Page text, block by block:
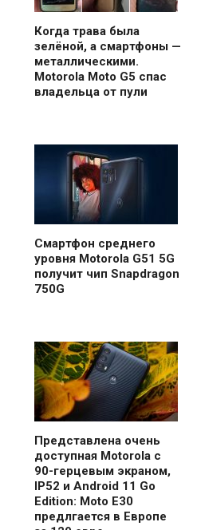
Когда трава была
зелёной, а смартфоны —
металлическими.
Motorola Moto G5 спас
владельца от пули
Смартфон среднего
уровня Motorola G51 5G
получит чип Snapdragon
750G
Представлена очень
доступная Motorola с
90-герцевым экраном,
IP52 и Android 11 Go
Edition: Moto E30
предлгается в Европе